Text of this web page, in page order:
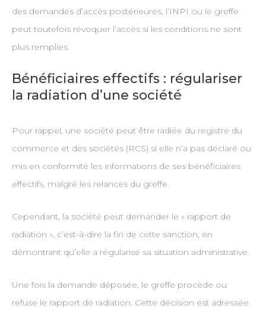
des demandes d’accès postérieures, l’INPI ou le greffe
peut toutefois révoquer l’accès si les conditions ne sont
plus remplies.
Bénéficiaires effectifs : régulariser
la radiation d’une société
Pour rappel, une société peut être radiée du registre du
commerce et des sociétés (RCS) si elle n’a pas déclaré ou
mis en conformité les informations de ses bénéficiaires
effectifs, malgré les relances du greffe.
Cependant, la société peut demander le « rapport de
radiation », c’est-à-dire la fin de cette sanction, en
démontrant qu’elle a régularisé sa situation administrative.
Une fois la demande déposée, le greffe procède ou
refuse le rapport de radiation. Cette décision est adressée